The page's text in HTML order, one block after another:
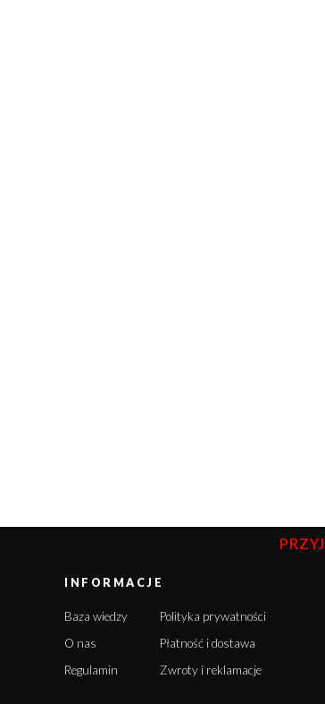
INFORMACJE
Baza wiedzy
O nas
Regulamin
Polityka prywatności
Płatność i dostawa
Zwroty i reklamacje